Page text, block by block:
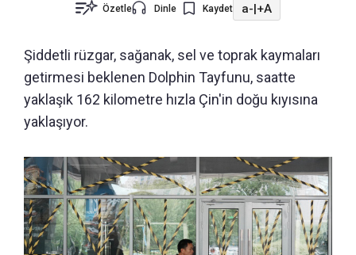
Özetle Dinle Kaydet a-|+A
Şiddetli rüzgar, sağanak, sel ve toprak kaymaları
getirmesi beklenen Dolphin Tayfunu, saatte
yaklaşık 162 kilometre hızla Çin'in doğu kıyısına
yaklaşıyor.